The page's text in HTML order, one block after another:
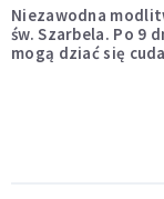
Niezawodna
św. Szarbela. Po 9
mogą dziać się cuda